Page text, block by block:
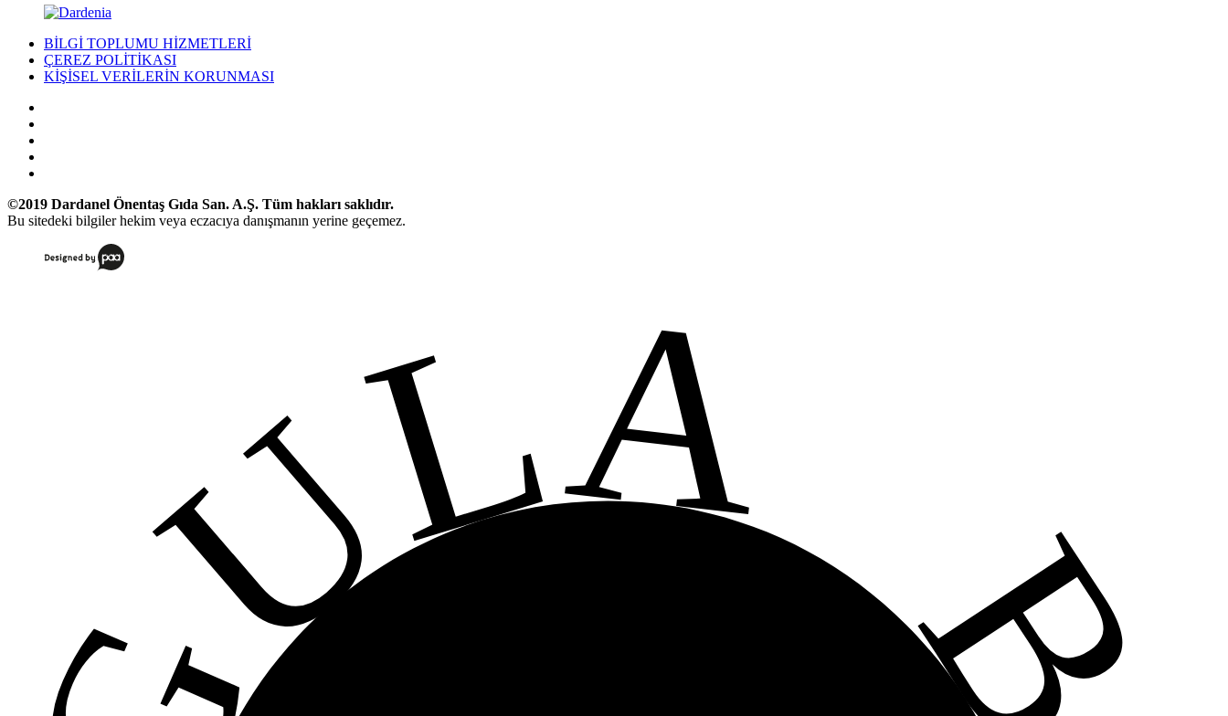
BİLGİ TOPLUMU HİZMETLERİ
ÇEREZ POLİTİKASI
KİŞİSEL VERİLERİN KORUNMASI
©2019 Dardanel Önentaş Gıda San. A.Ş. Tüm hakları saklıdır.
Bu sitedeki bilgiler hekim veya eczacıya danışmanın yerine geçemez.